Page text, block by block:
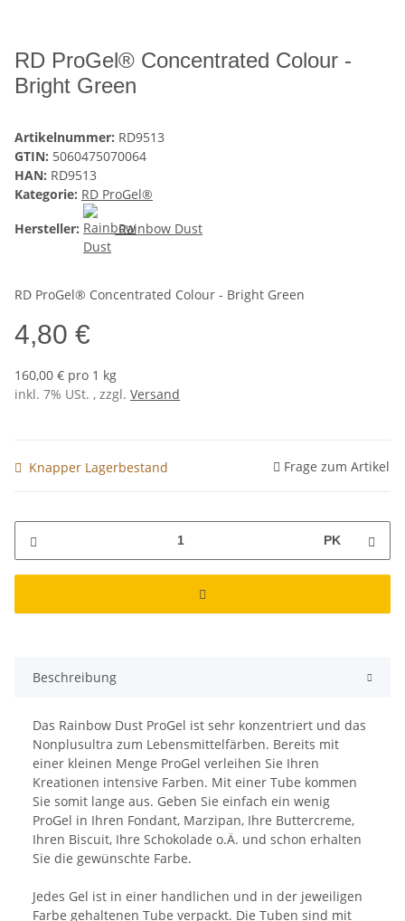
RD ProGel® Concentrated Colour -
Bright Green
Artikelnummer: RD9513
GTIN: 5060475070064
HAN: RD9513
Kategorie: RD ProGel®
Hersteller:
Rainbow Dust
RD ProGel® Concentrated Colour - Bright Green
4,80 €
160,00 € pro 1 kg
inkl. 7% USt. , zzgl. Versand
Knapper Lagerbestand Frage zum Artikel
PK
Beschreibung
Das Rainbow Dust ProGel ist sehr konzentriert und das
Nonplusultra zum Lebensmittelfärben. Bereits mit
einer kleinen Menge ProGel verleihen Sie Ihren
Kreationen intensive Farben. Mit einer Tube kommen
Sie somit lange aus. Geben Sie einfach ein wenig
ProGel in Ihren Fondant, Marzipan, Ihre Buttercreme,
Ihren Biscuit, Ihre Schokolade o.Ä. und schon erhalten
Sie die gewünschte Farbe.
Jedes Gel ist in einer handlichen und in der jeweiligen
Farbe gehaltenen Tube verpackt. Die Tuben sind mit